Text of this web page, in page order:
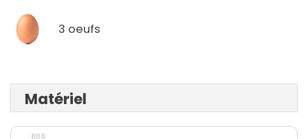
3 oeufs
Matériel